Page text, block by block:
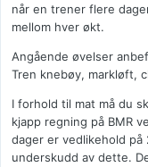
når en trener flere
mellom hver økt.
Angående øvelser
Tren knebøy, markløft,
I forhold til mat må du
kjapp regning på BMR
dager er vedlikehold på
underskudd av dette.